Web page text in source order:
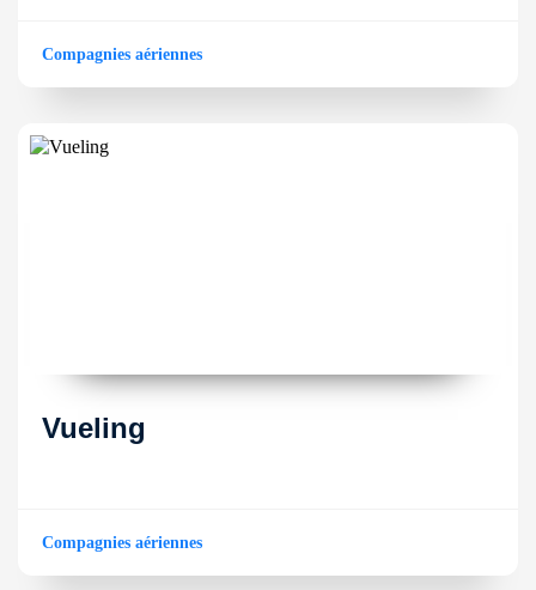
Compagnies aériennes
Vueling
Compagnies aériennes